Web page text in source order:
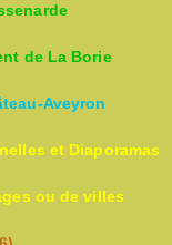
de La Borie
Aveyron
et Diaporamas
ou de villes